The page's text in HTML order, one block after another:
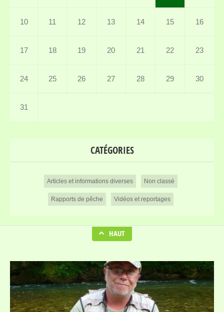
10 11 12 13 14 15 16
17 18 19 20 21 22 23
24 25 26 27 28 29 30
31
CATÉGORIES
Articles et informations diverses Non classé
Rapports de pêche Vidéos et reportages
HAUT